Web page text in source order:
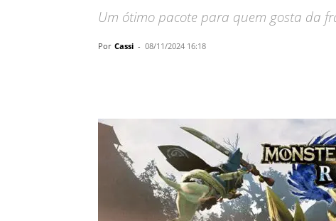
Um ótimo pacote para quem gosta da
Por Cassi - 08/11/2024 16:18